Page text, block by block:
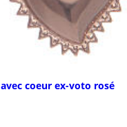
coeur ex-voto rosé